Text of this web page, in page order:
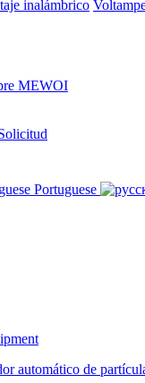
inalámbrico
MEWOI
Portuguese